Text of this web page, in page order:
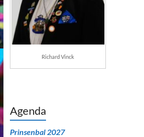
Richard Vinck
Agenda
Prinsenbal 2027